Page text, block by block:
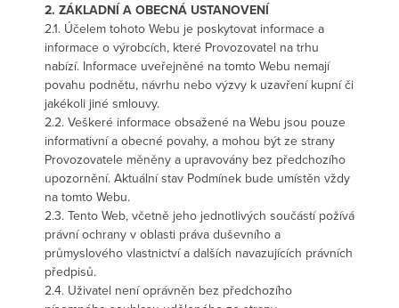
2. ZÁKLADNÍ A OBECNÁ USTANOVENÍ
2.1. Účelem tohoto Webu je poskytovat informace a
informace o výrobcích, které Provozovatel na trhu
nabízí. Informace uveřejněné na tomto Webu nemají
povahu podnětu, návrhu nebo výzvy k uzavření kupní či
jakékoli jiné smlouvy.
2.2. Veškeré informace obsažené na Webu jsou pouze
informativní a obecné povahy, a mohou být ze strany
Provozovatele měněny a upravovány bez předchozího
upozornění. Aktuální stav Podmínek bude umístěn vždy
na tomto Webu.
2.3. Tento Web, včetně jeho jednotlivých součástí požívá
právní ochrany v oblasti práva duševního a
průmyslového vlastnictví a dalších navazujících právních
předpisů.
2.4. Uživatel není oprávněn bez předchozího